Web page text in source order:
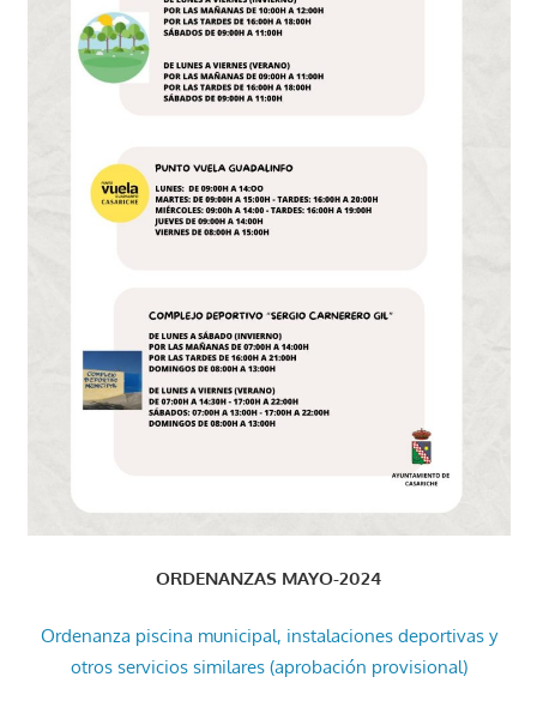
ORDENANZAS MAYO-2024
Ordenanza piscina municipal, instalaciones deportivas y
otros servicios similares (aprobación provisional)